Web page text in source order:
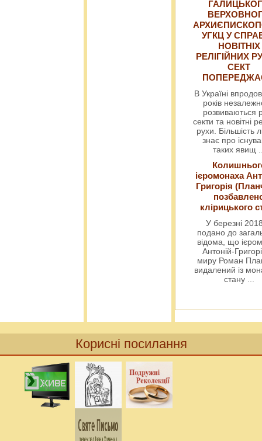
УГКЦ У
НОВІТНІХ
РЕЛІГІЙНИХ
СЕКТ
В Україні
років
розвиваються
секти та новітні
рухи. Більшість
знає про
таких явищ
ієромонаха
Григорія
клірицького
У березні
подано до
відома, що
Антоній-
миру Роман
видалений із
стану ...
Корисні посилання